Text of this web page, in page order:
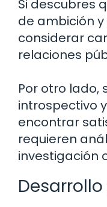
Si descubres
de ambición
considerar
relaciones
Por otro lado,
introspectivo
encontrar
requieren
investigación